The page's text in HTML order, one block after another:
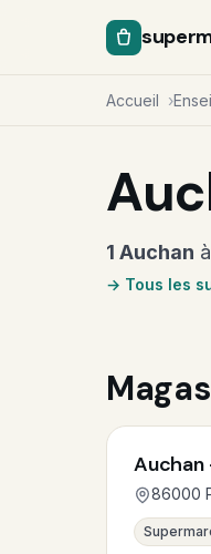
Accueil
1 Auchan
→ Tous les
86000